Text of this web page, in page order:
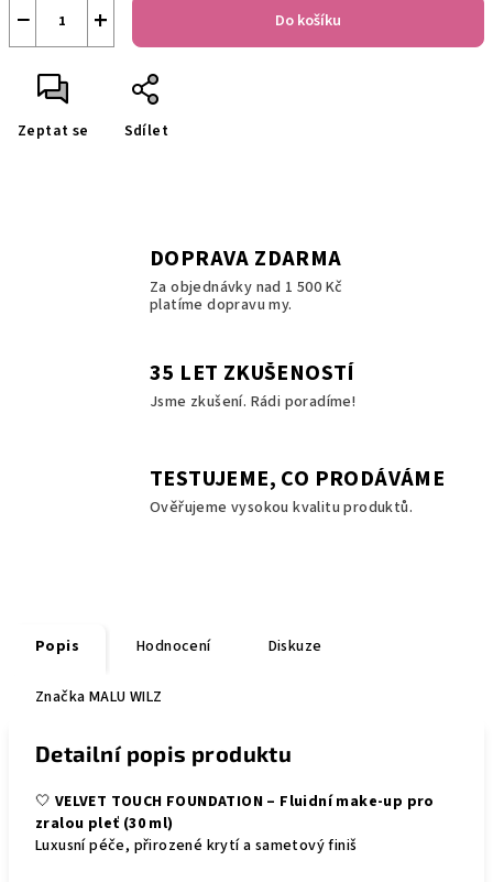
+
− Do košíku
Zeptat se Sdílet
DOPRAVA ZDARMA
Za objednávky nad 1 500 Kč
platíme dopravu my.
35 LET ZKUŠENOSTÍ
Jsme zkušení. Rádi poradíme!
TESTUJEME, CO PRODÁVÁME
Ověřujeme vysokou kvalitu produktů.
Popis Hodnocení Diskuze
Značka MALU WILZ
Detailní popis produktu
🤍 VELVET TOUCH FOUNDATION – Fluidní make-up pro
zralou pleť (30 ml)
Luxusní péče, přirozené krytí a sametový finiš